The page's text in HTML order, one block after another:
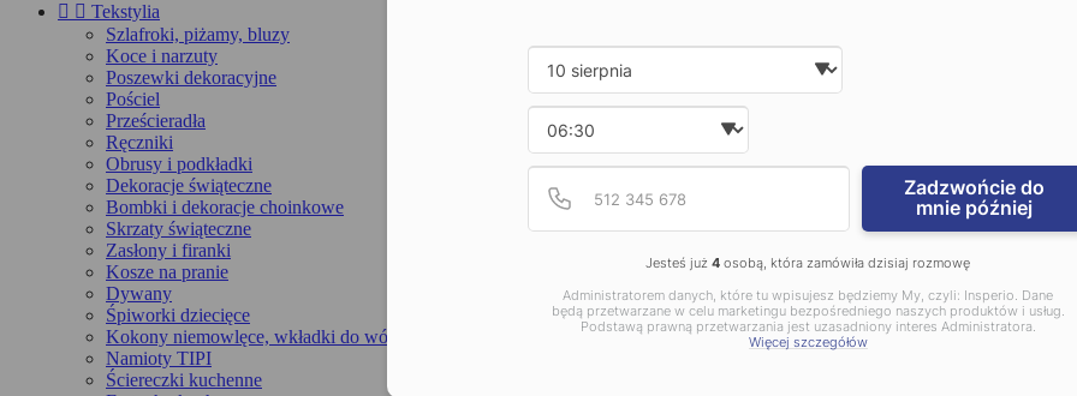
  Tekstylia
Szlafroki, piżamy, bluzy
Koce i narzuty
Poszewki dekoracyjne
Pościel
Prześcieradła
Ręczniki
Obrusy i podkładki
Dekoracje świąteczne
Bombki i dekoracje choinkowe
Skrzaty świąteczne
Zasłony i firanki
Kosze na pranie
Dywany
Śpiworki dziecięce
Kokony niemowlęce, wkładki do wózka, maty
Namioty TIPI
Ściereczki kuchenne
Date and time slection for
Wybierz datę
Numer telefonu
Podaj poprawny numer
Zadzwońcie do
mnie później
Jesteś już 4 osobą, która zamówiła dzisiaj rozmowę
Administratorem danych, które tu wpisujesz będziemy My, czyli: Insperio. Dane
będą przetwarzane w celu marketingu bezpośredniego naszych produktów i usług.
Podstawą prawną przetwarzania jest uzasadniony interes Administratora.
Więcej szczegółów